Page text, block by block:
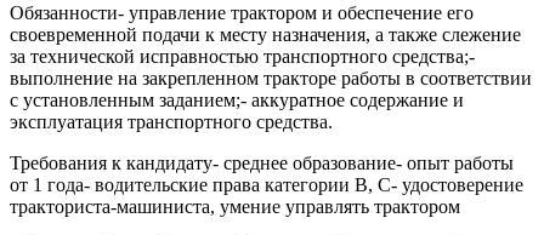
Обязанности- управление трактором и обеспечение его
своевременной подачи к месту назначения, а также слежение
за технической исправностью транспортного средства;-
выполнение на закрепленном тракторе работы в соответствии
с установленным заданием;- аккуратное содержание и
эксплуатация транспортного средства.
Требования к кандидату- среднее образование- опыт работы
от 1 года- водительские права категории B, C- удостоверение
тракториста-машиниста, умение управлять трактором